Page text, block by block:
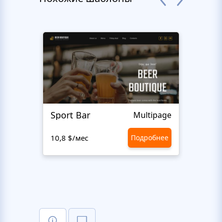
Sport Bar Multipage
10,8 $/мес Подробнее